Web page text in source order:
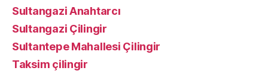
Sultangazi Anahtarcı
Sultangazi Çilingir
Sultantepe Mahallesi Çilingir
Taksim çilingir